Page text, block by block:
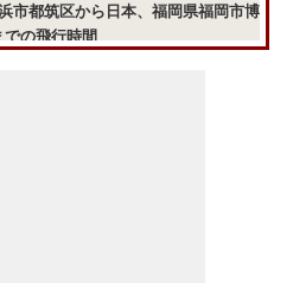
市都筑区から日本、福岡県福岡市博
での飛行時間